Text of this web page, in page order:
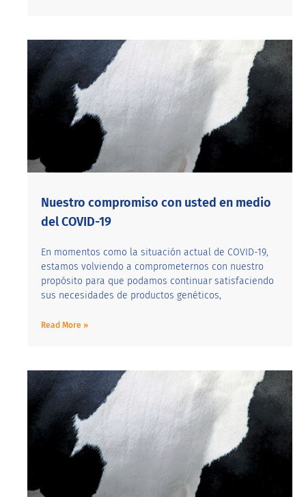
Nuestro compromiso con usted en medio
del COVID-19
En momentos como la situación actual de COVID-19,
estamos volviendo a comprometernos con nuestro
propósito para que podamos continuar satisfaciendo
sus necesidades de productos genéticos,
Read More »